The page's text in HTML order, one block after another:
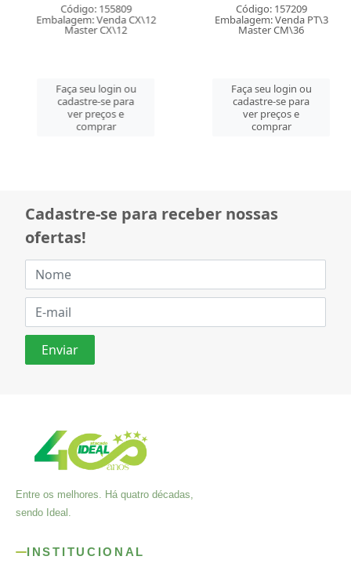
Código: 155809
Embalagem: Venda CX\12
Master CX\12
Faça seu login ou
cadastre-se para
ver preços e
comprar
Código: 157209
Embalagem: Venda PT\3
Master CM\36
Faça seu login ou
cadastre-se para
ver preços e
comprar
Cadastre-se para receber nossas
ofertas!
Entre os melhores. Há quatro décadas,
sendo Ideal.
INSTITUCIONAL